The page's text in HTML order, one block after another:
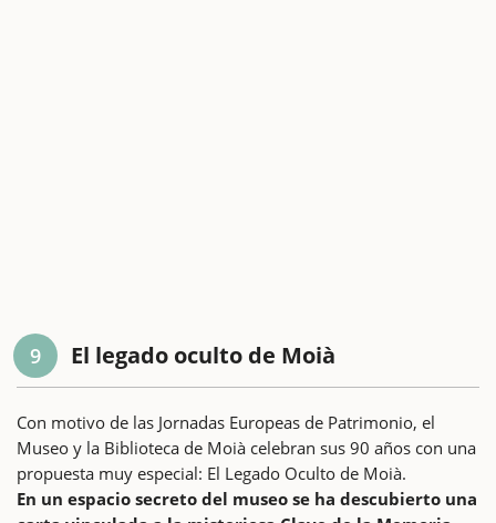
9 El legado oculto de Moià
Con motivo de las Jornadas Europeas de Patrimonio, el
Museo y la Biblioteca de Moià celebran sus 90 años con una
propuesta muy especial: El Legado Oculto de Moià.
En un espacio secreto del museo se ha descubierto una